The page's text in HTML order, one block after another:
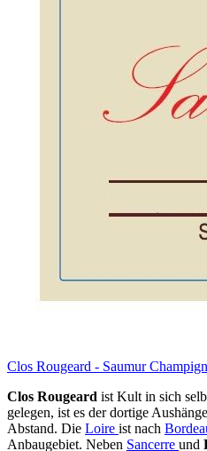
Clos Rougeard - Saumur
Clos Rougeard ist Kult in sich
gelegen, ist es der dortige
Abstand. Die Loire ist nach
Anbaugebiet. Neben Sancerre und